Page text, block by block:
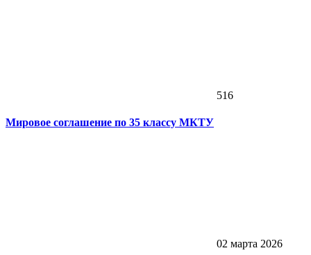
516
Мировое соглашение по 35 классу МКТУ
02 марта 2026